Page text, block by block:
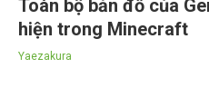
Toàn bộ bản đồ của
hiện trong Minecraft
Yaezakura